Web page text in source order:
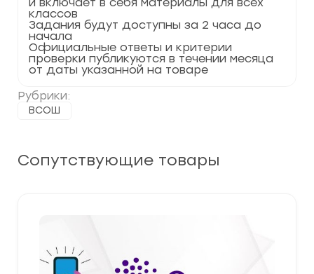
классов
Задания будут доступны за 2 часа до
начала
Официальные ответы и критерии
проверки публикуются в течении месяца
от даты указанной на товаре
Рубрики:
ВСОШ
регион
Сопутствующие товары